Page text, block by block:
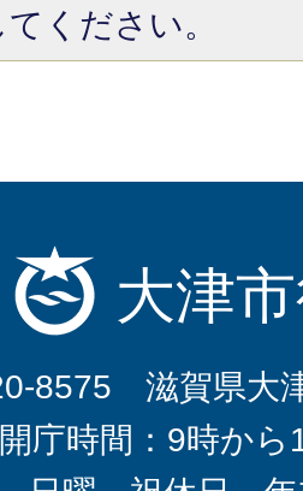
ください。
大津
8575 滋賀県大
開庁時間：9時から